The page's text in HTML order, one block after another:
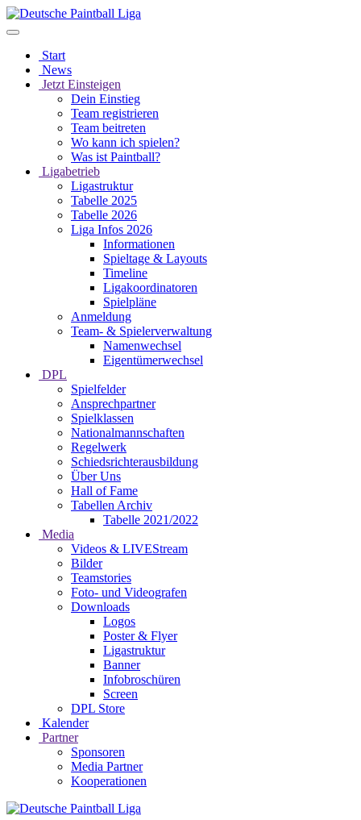
Start
News
Jetzt Einsteigen
Dein Einstieg
Team registrieren
Team beitreten
Wo kann ich spielen?
Was ist Paintball?
Ligabetrieb
Ligastruktur
Tabelle 2025
Tabelle 2026
Liga Infos 2026
Informationen
Spieltage & Layouts
Timeline
Ligakoordinatoren
Spielpläne
Anmeldung
Team- & Spielerverwaltung
Namenwechsel
Eigentümerwechsel
DPL
Spielfelder
Ansprechpartner
Spielklassen
Nationalmannschaften
Regelwerk
Schiedsrichterausbildung
Über Uns
Hall of Fame
Tabellen Archiv
Tabelle 2021/2022
Media
Videos & LIVEStream
Bilder
Teamstories
Foto- und Videografen
Downloads
Logos
Poster & Flyer
Ligastruktur
Banner
Infobroschüren
Screen
DPL Store
Kalender
Partner
Sponsoren
Media Partner
Kooperationen